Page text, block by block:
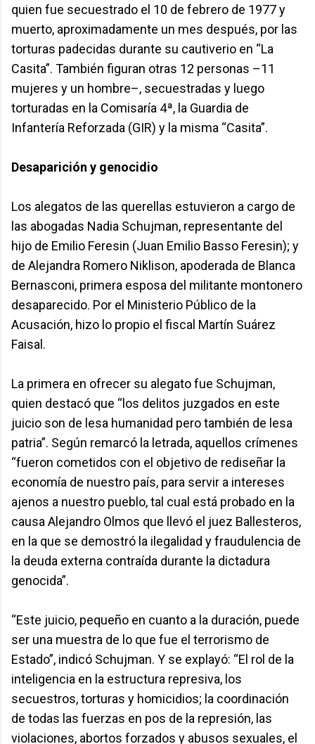
quien fue secuestrado el 10 de febrero de 1977 y
muerto, aproximadamente un mes después, por las
torturas padecidas durante su cautiverio en “La
Casita”. También figuran otras 12 personas –11
mujeres y un hombre–, secuestradas y luego
torturadas en la Comisaría 4ª, la Guardia de
Infantería Reforzada (GIR) y la misma “Casita”.
Desaparición y genocidio
Los alegatos de las querellas estuvieron a cargo de
las abogadas Nadia Schujman, representante del
hijo de Emilio Feresin (Juan Emilio Basso Feresin); y
de Alejandra Romero Niklison, apoderada de Blanca
Bernasconi, primera esposa del militante montonero
desaparecido. Por el Ministerio Público de la
Acusación, hizo lo propio el fiscal Martín Suárez
Faisal.
La primera en ofrecer su alegato fue Schujman,
quien destacó que “los delitos juzgados en este
juicio son de lesa humanidad pero también de lesa
patria”. Según remarcó la letrada, aquellos crímenes
“fueron cometidos con el objetivo de rediseñar la
economía de nuestro país, para servir a intereses
ajenos a nuestro pueblo, tal cual está probado en la
causa Alejandro Olmos que llevó el juez Ballesteros,
en la que se demostró la ilegalidad y fraudulencia de
la deuda externa contraída durante la dictadura
genocida”.
“Este juicio, pequeño en cuanto a la duración, puede
ser una muestra de lo que fue el terrorismo de
Estado”, indicó Schujman. Y se explayó: “El rol de la
inteligencia en la estructura represiva, los
secuestros, torturas y homicidios; la coordinación
de todas las fuerzas en pos de la represión, las
violaciones, abortos forzados y abusos sexuales, el